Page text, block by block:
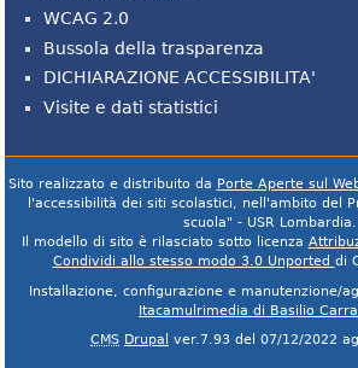
WCAG 2.0
Bussola della trasparenza
DICHIARAZIONE ACCESSIBILITA'
Visite e dati statistici
Sito realizzato e distribuito da Porte Aperte sul
l'accessibilità dei siti scolastici, nell'ambito del
scuola" - USR Lombardia.
Il modello di sito è rilasciato sotto licenza
Condividi allo stesso modo 3.0 Unported di
Installazione, configurazione e manutenzione/
Itacamulrimedia di Basilio
CMS Drupal ver.7.93 del 07/12/2022